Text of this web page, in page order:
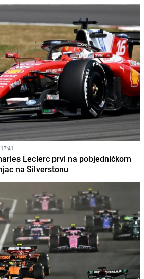
Leclerc prvi na pobjedničkom
na Silverstonu